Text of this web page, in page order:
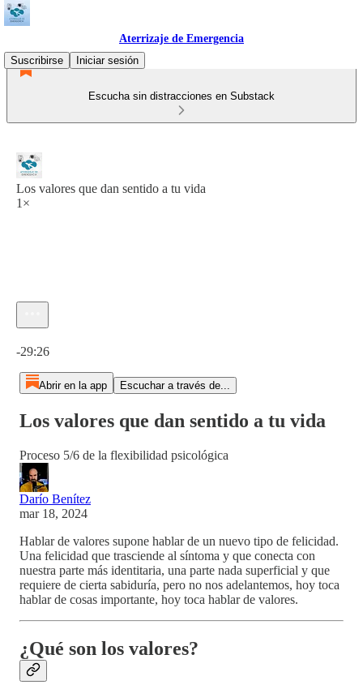
Aterrizaje de Emergencia
Suscribirse
Iniciar sesión
Escucha sin distracciones en Substack
Los valores que dan sentido a tu vida
1×
-29:26
Abrir en la app Escuchar a través de...
Los valores que dan sentido a tu vida
Proceso 5/6 de la flexibilidad psicológica
Darío Benítez
mar 18, 2024
Hablar de valores supone hablar de un nuevo tipo de felicidad.
Una felicidad que trasciende al síntoma y que conecta con
nuestra parte más identitaria, una parte nada superficial y que
requiere de cierta sabiduría, pero no nos adelantemos, hoy toca
hablar de cosas importante, hoy toca hablar de valores.
¿Qué son los valores?